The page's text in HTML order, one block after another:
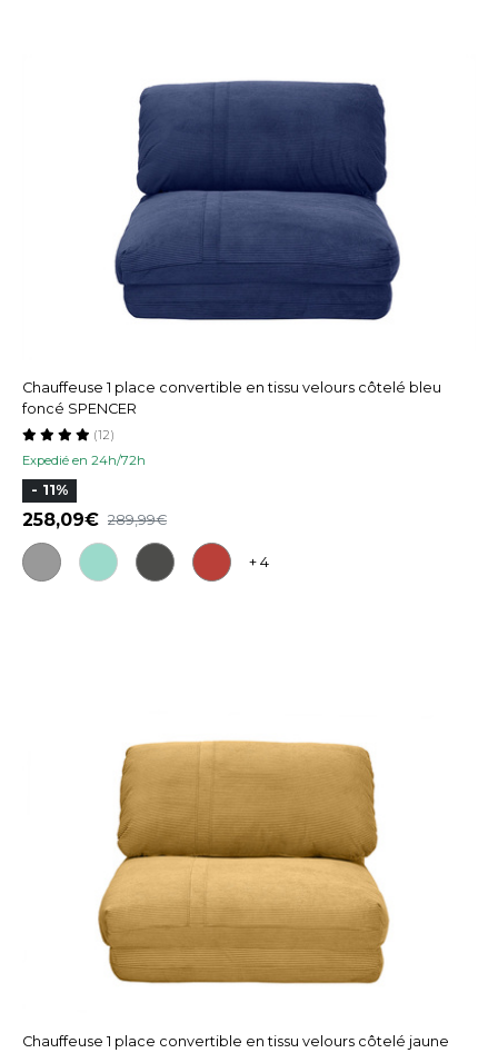
Chauffeuse 1 place convertible en tissu velours côtelé bleu
foncé SPENCER
Expedié en 24h/72h
(12)
- 11%
258,09 289,99
+ 4
Chauffeuse 1 place convertible en tissu velours côtelé jaune